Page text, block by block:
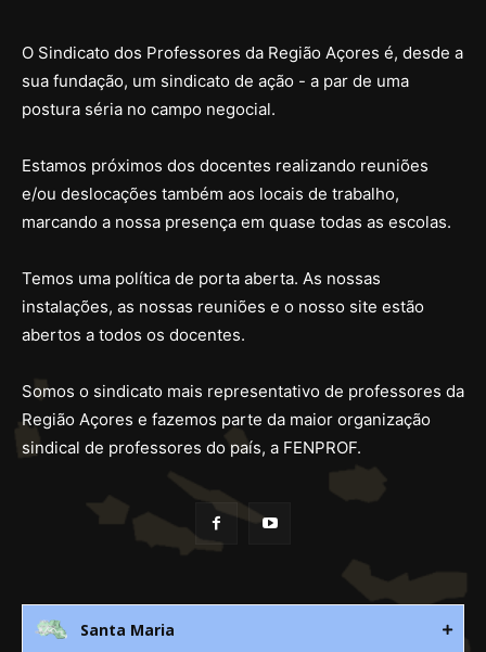
O Sindicato dos Professores da Região Açores é, desde a
sua fundação, um sindicato de ação - a par de uma
postura séria no campo negocial.
Estamos próximos dos docentes realizando reuniões
e/ou deslocações também aos locais de trabalho,
marcando a nossa presença em quase todas as escolas.
Temos uma política de porta aberta. As nossas
instalações, as nossas reuniões e o nosso site estão
abertos a todos os docentes.
Somos o sindicato mais representativo de professores da
Região Açores e fazemos parte da maior organização
sindical de professores do país, a FENPROF.
Santa Maria